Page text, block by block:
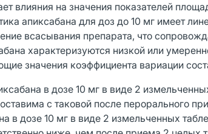
влияния на значения показателей
апиксабана для доз до 10 мг имеет
всасывания препарата, что
характеризуются низкой или
значения коэффициента вариации
в дозе 10 мг в виде 2
с таковой после перорального
в дозе 10 мг в виде 2 измельченных